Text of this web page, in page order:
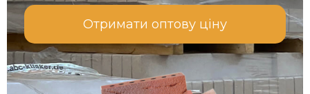
Отримати оптову ціну